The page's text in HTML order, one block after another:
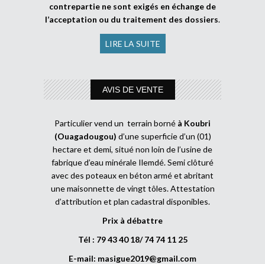
contrepartie ne sont exigés en échange de
l’acceptation ou du traitement des dossiers.
LIRE LA SUITE
AVIS DE VENTE
Particulier vend un terrain borné à Koubri
(Ouagadougou) d’une superficie d’un (01)
hectare et demi, situé non loin de l’usine de
fabrique d’eau minérale Ilemdé. Semi clôturé
avec des poteaux en béton armé et abritant
une maisonnette de vingt tôles. Attestation
d’attribution et plan cadastral disponibles.
Prix à débattre
Tél : 79 43 40 18/ 74 74 11 25
E-mail: masigue2019@gmail.com